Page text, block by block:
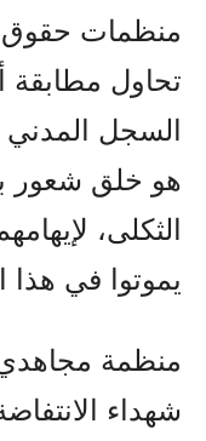
منظمات حقوق
تحاول مطابقة
السجل المدني
هو خلق شعور
الثكلى،
يموتوا في هذا
منظمة مجاهدي
شهداء